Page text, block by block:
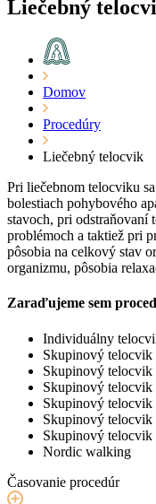
Liečebný
Domov
Procedúry
Liečebný telocvik
Pri liečebnom telocviku
bolestiach pohybového
stavoch, pri odstraňovaní
problémoch a taktiež pri
pôsobia na celkový stav
organizmu, pôsobia
Zaraďujeme sem
Individuálny
Skupinový telocvik
Skupinový
Skupinový
Skupinový telocvik
Skupinový telocvik
Skupinový telocvik
Nordic walking
Časovanie procedúr